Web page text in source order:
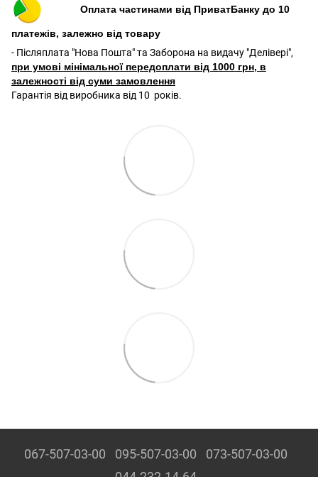
Оплата частинами від ПриватБанку до 10
платежів, залежно від товару
- Післяплата "Нова Пошта" та Заборона на видачу "Делівері",
при умові мінімальної передоплати від 1000 грн, в
залежності від суми замовлення
Гарантія від виробника від 10 років.
067-507-03-00 095-507-03-00
073-507-03-00